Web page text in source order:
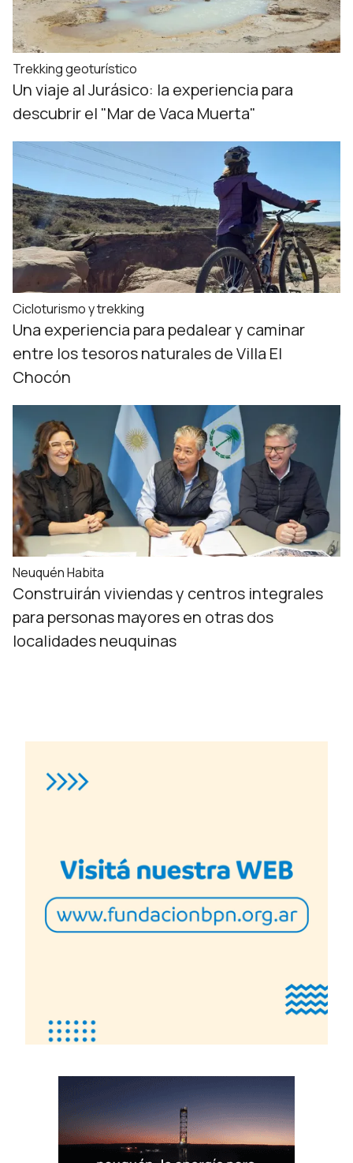
Trekking geoturístico
Un viaje al Jurásico: la experiencia para
descubrir el "Mar de Vaca Muerta"
Cicloturismo y trekking
Una experiencia para pedalear y caminar
entre los tesoros naturales de Villa El
Chocón
Neuquén Habita
Construirán viviendas y centros integrales
para personas mayores en otras dos
localidades neuquinas